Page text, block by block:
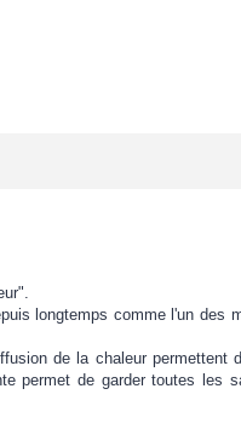
longtemps comme l'un des
de la chaleur permettent
permet de garder toutes les